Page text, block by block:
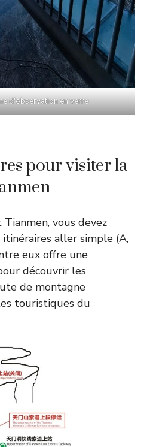
d'observation en verre
pour visiter la
vous devez
aller simple (A,
eux offre une
découvrir les
de montagne
touristiques du